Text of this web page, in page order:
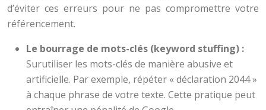
d’éviter ces erreurs pour ne pas compromettre votre
référencement.
Le bourrage de mots-clés (keyword stuffing) :
Surutiliser les mots-clés de manière abusive et
artificielle. Par exemple, répéter « déclaration 2044 »
à chaque phrase de votre texte. Cette pratique peut